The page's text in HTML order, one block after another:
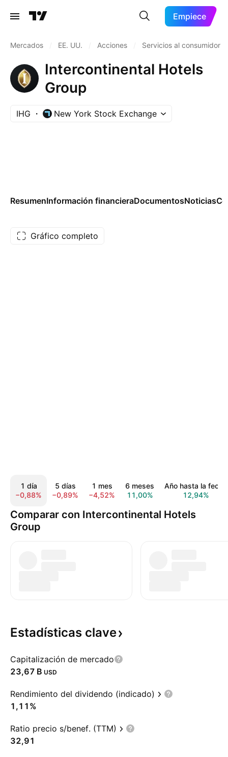
Empiece
Mercados EE. UU. Acciones Servicios al consumidor
Intercontinental Hotels
Group
IHG New York Stock Exchange
ResumenInformación financieraDocumentosNoticias
Gráfico completo
1 día
−0,88%
5 días
−0,89%
1 mes
−4,52%
6 meses
11,00%
Año hasta la fecha
12,94%
Comparar con Intercontinental Hotels
Group
Estadísticas clave
Capitalización de mercado
‪23,67 B‬ USD
Rendimiento del dividendo (indicado)
1,11%
Ratio precio s/benef. (TTM)
32,91